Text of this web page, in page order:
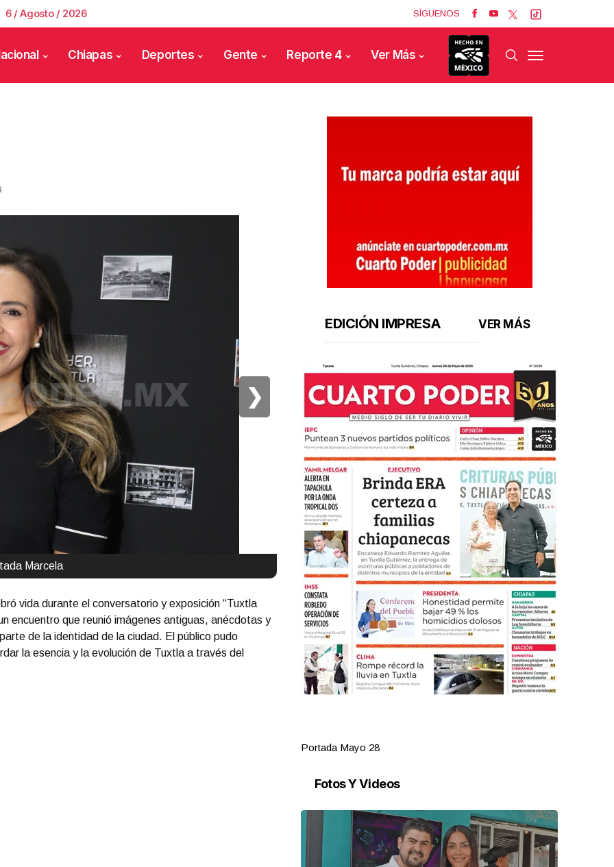
6 / Agosto / 2026 SÍGUENOS
Chiapas Deportes Gente Reporte 4 Ver Más
Marcela Asistieron al evento cultural
❯
vida durante el conversatorio y exposición “Tuxtla
encuentro que reunió imágenes antiguas, anécdotas y
de la identidad de la ciudad. El público pudo
la esencia y la evolución de Tuxtla a través del
EDICIÓN IMPRESA VER MÁS
Portada Mayo 27
Fotos Y Videos